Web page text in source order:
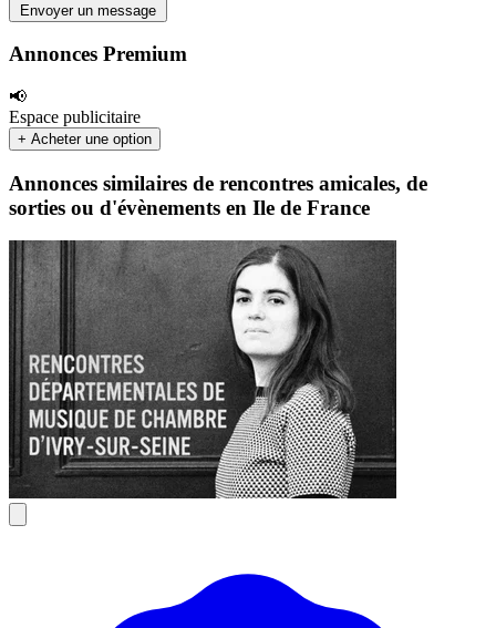
Annonces Premium
📢
Espace publicitaire
+ Acheter une option
Envoyer un message
Annonces similaires de rencontres amicales, de
sorties ou d'évènements en Ile de France